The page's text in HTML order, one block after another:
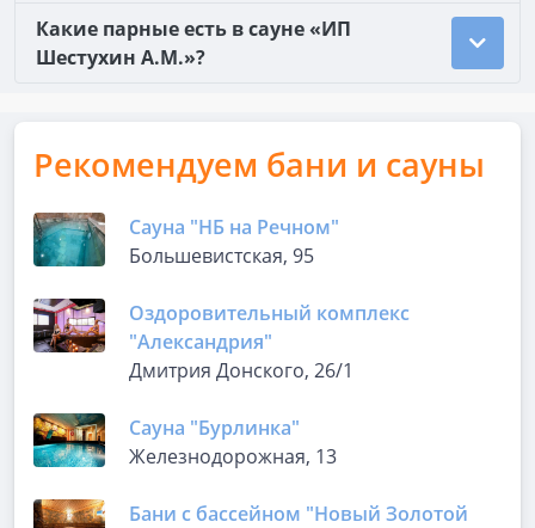
Какие парные есть в сауне «ИП
Шестухин А.М.»?
Рекомендуем бани и сауны
Сауна "НБ на Речном"
Большевистская, 95
Оздоровительный комплекс
"Александрия"
Дмитрия Донского, 26/1
Сауна "Бурлинка"
Железнодорожная, 13
Бани с бассейном "Новый Золотой